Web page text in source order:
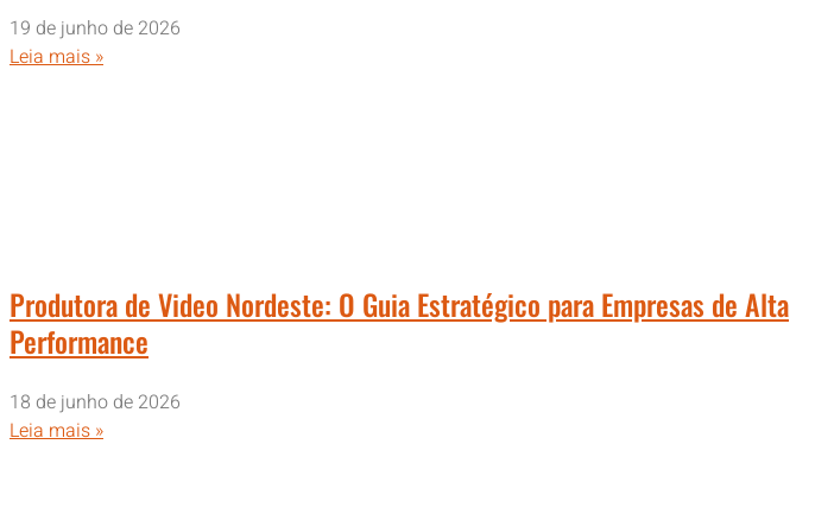
19 de junho de 2026
Leia mais »
Produtora de Video Nordeste: O Guia Estratégico para Empresas de Alta
Performance
18 de junho de 2026
Leia mais »